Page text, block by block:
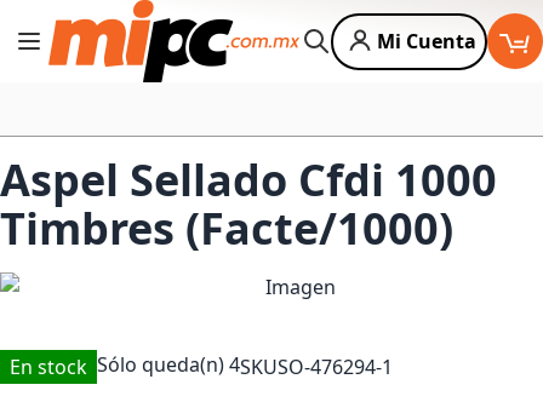
Cambiar Nav
Buscar
Mi Cuenta
Aspel Sellado Cfdi 1000
Timbres (Facte/1000)
En stock Sólo queda(n)4SKUSO-476294-1